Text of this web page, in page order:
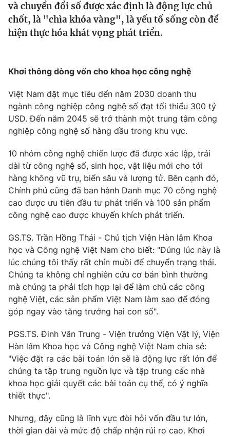
Thế giới
Tin tức
Câu chuyện quốc tế
Tài chính
Góc doanh nghiệp
Dữ liệu và đời sống
Truyền hình
Phim VTV
Nhân vật
Khán giả
Giải sao mai
Giải trí
Điện ảnh
Âm nhạc
Đời sống
Du lịch
Làm đẹp
Giáo dục
Tuyển sinh
Học trực tuyến
Hitech Công nghệ tương lai
Sản phẩm
Thị trường
Tư vấn
Giao lưu trực tuyến
Lịch phát sóng
Emagazine Podcast
Photo Infographic
Video
VTV Money VTV Thể thao
và chuyển đổi số được xác định là động lực chủ
chốt, là "chìa khóa vàng", là yếu tố sống còn để
hiện thực hóa khát vọng phát triển.
Khơi thông dòng vốn cho khoa học công nghệ
Việt Nam đặt mục tiêu đến năm 2030 doanh thu
ngành công nghiệp công nghệ số đạt tối thiểu 300 tỷ
USD. Đến năm 2045 sẽ trở thành một trung tâm công
nghiệp công nghệ số hàng đầu trong khu vực.
10 nhóm công nghệ chiến lược đã được xác lập, trải
dài từ công nghệ số, sinh học, vật liệu mới cho tới
hàng không vũ trụ, biển sâu và lượng tử. Bên cạnh đó,
Chính phủ cũng đã ban hành Danh mục 70 công nghệ
cao được ưu tiên đầu tư phát triển và 100 sản phẩm
công nghệ cao được khuyến khích phát triển.
GS.TS. Trần Hồng Thái - Chủ tịch Viện Hàn lâm Khoa
học và Công nghệ Việt Nam cho biết: "Đúng lúc này là
lúc chúng tôi thấy rất chín muồi để chuyển trạng thái.
Chúng ta không chỉ nghiên cứu cơ bản bình thường
mà chúng ta phải tích hợp lại để làm chủ các công
nghệ Việt, các sản phẩm Việt Nam làm sao để đóng
góp ngay vào tăng trưởng hai con số".
PGS.TS. Đinh Văn Trung - Viện trưởng Viện Vật lý, Viện
Hàn lâm Khoa học và Công nghệ Việt Nam chia sẻ:
"Việc đặt ra các bài toán lớn sẽ là động lực rất lớn để
chúng ta tập trung nguồn lực và tập trung các nhà
khoa học giải quyết các bài toán cụ thể, có ý nghĩa
thiết thực".
Nhưng, đây cũng là lĩnh vực đòi hỏi vốn đầu tư lớn,
thời gian dài và mức độ chấp nhận rủi ro cao. Khơi